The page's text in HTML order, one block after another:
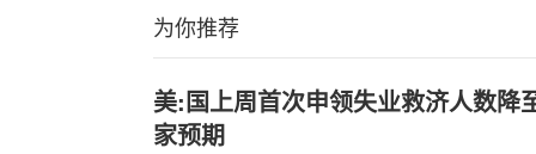
为你推荐
美:国上周首次申领失业救济人数降
家预期